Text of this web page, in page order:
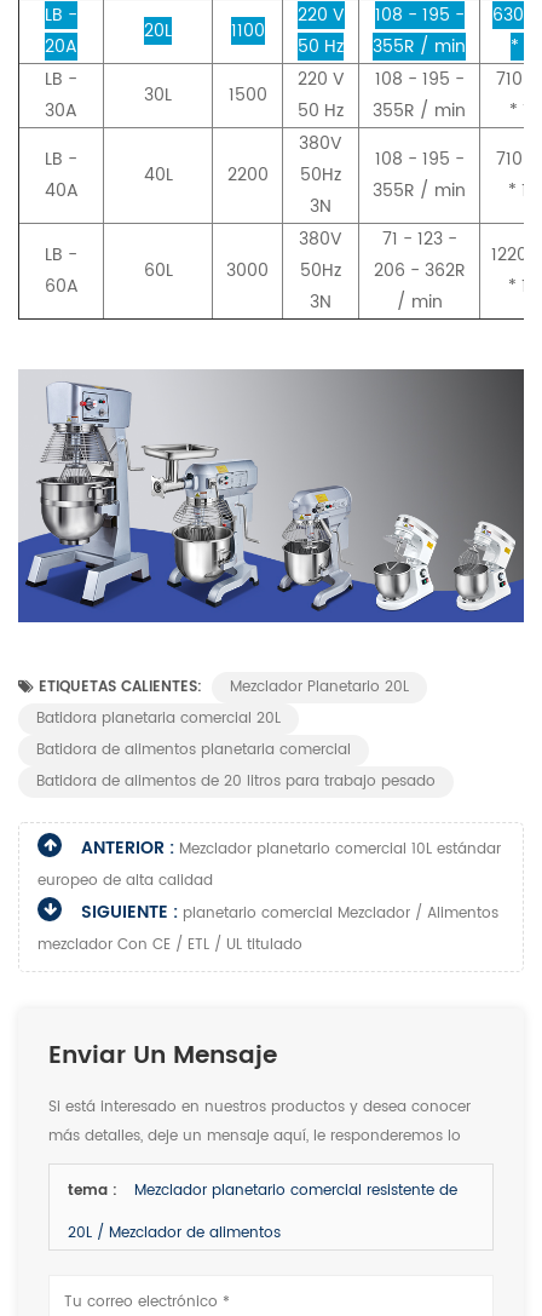
LB -
20A
20L 1100
220 V
50 Hz
108 - 195 -
355R / min
630
*
LB -
30A
30L 1500
220 V
50 Hz
108 - 195 -
355R / min
710
*
LB -
40A
40L 2200
380V
50Hz
3N
108 - 195 -
355R / min
710
*
LB -
60A
60L 3000
380V
50Hz
3N
71 - 123 -
206 - 362R
/ min
1220
*
ETIQUETAS CALIENTES:
Mezclador Planetario 20L
Batidora planetaria comercial 20L
Batidora de alimentos planetaria comercial
Batidora de alimentos de 20 litros para trabajo pesado
ANTERIOR : Mezclador planetario comercial 10L estándar
europeo de alta calidad
SIGUIENTE : planetario comercial Mezclador / Alimentos
mezclador Con CE / ETL / UL titulado
Enviar Un Mensaje
Si está interesado en nuestros productos y desea conocer
más detalles, deje un mensaje aquí, le responderemos lo
antes posible.
tema :
Mezclador planetario comercial resistente de
20L / Mezclador de alimentos